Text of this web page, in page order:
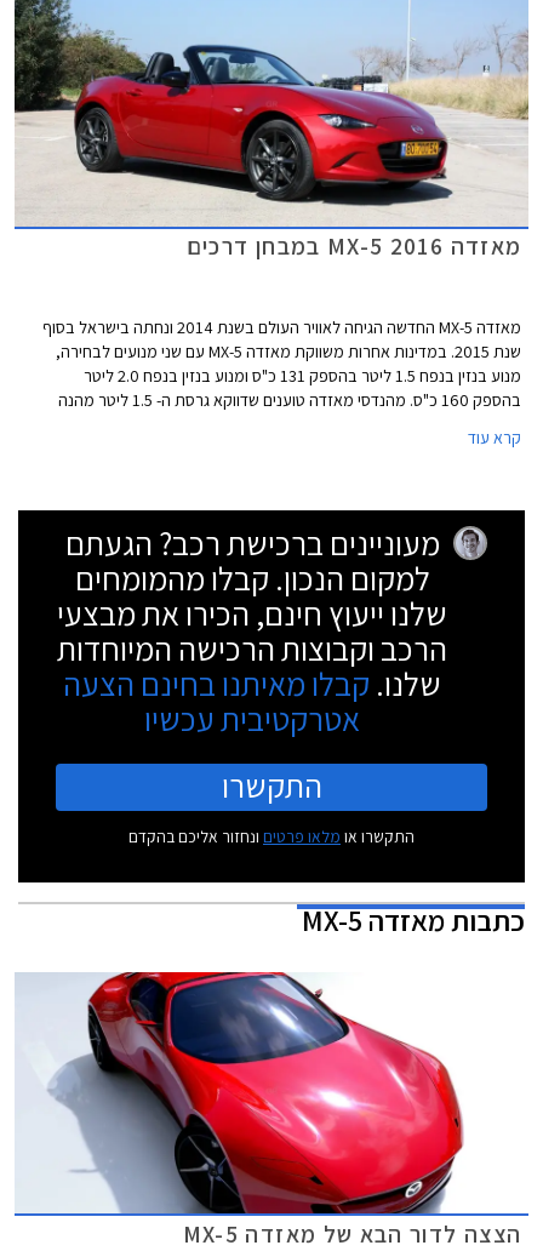
מאזדה MX-5 2016 במבחן דרכים
מאזדה MX-5 החדשה הגיחה לאוויר העולם בשנת 2014 ונחתה בישראל בסוף
שנת 2015. במדינות אחרות משווקת מאזדה MX-5 עם שני מנועים לבחירה,
מנוע בנזין בנפח 1.5 ליטר בהספק 131 כ"ס ומנוע בנזין בנפח 2.0 ליטר
בהספק 160 כ"ס. מהנדסי מאזדה טוענים שדווקא גרסת ה- 1.5 ליטר מהנה
הלקוח הישראלי מספר הסוסים מתחת למכסה המנוע משנה רבות ולכן
קרא עוד
מעוניינים ברכישת רכב? הגעתם
למקום הנכון. קבלו מהמומחים
שלנו ייעוץ חינם, הכירו את מבצעי
הרכב וקבוצות הרכישה המיוחדות
שלנו. קבלו מאיתנו בחינם הצעה
אטרקטיבית עכשיו
התקשרו
התקשרו או מלאו פרטים ונחזור אליכם בהקדם
כתבותמאזדה MX-5
הצצה לדור הבא של מאזדה MX-5